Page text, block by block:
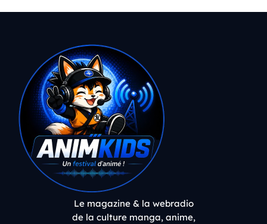
Le magazine & la webradio
de la culture manga, anime,